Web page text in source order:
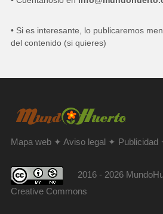
• Si es interesante, lo publicaremos
del contenido (si quieres)
Mapa web✦ Aviso legal ✦ Publicidad
2016 - 2026
Creative Commons